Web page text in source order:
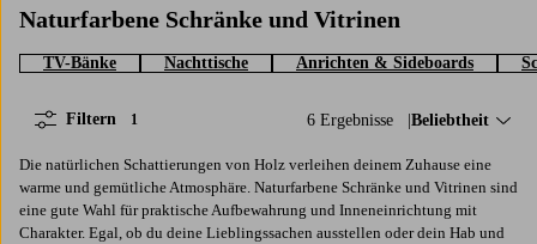
Naturfarbene Schränke und Vitrinen
TV-Bänke Nachttische Anrichten & Sideboards
6 Ergebnisse Sortieren nach:
Beliebtheit
Filtern 1
Die natürlichen Schattierungen von Holz verleihen deinem Zuhause eine
warme und gemütliche Atmosphäre. Naturfarbene Schränke und Vitrinen sind
eine gute Wahl für praktische Aufbewahrung und Inneneinrichtung mit
Charakter. Egal, ob du deine Lieblingssachen ausstellen oder dein Hab und